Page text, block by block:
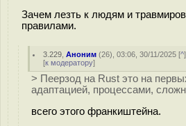
Зачем лезть к людям и
правилами.
3.229 ,Аноним (26), 03:06, 30/11/2025 [^
[к модератору]
> Пеерзод на Rust это на
адаптацией, процессами,
всего этого франкиштейна.